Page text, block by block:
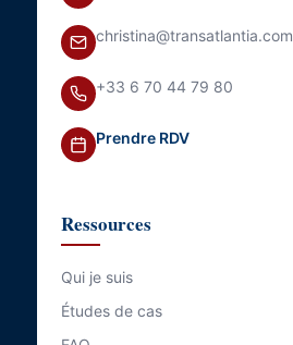
christina@transatlantia.com
+33 6 70 44 79 80
Prendre RDV
Ressources
Qui je suis
Études de cas